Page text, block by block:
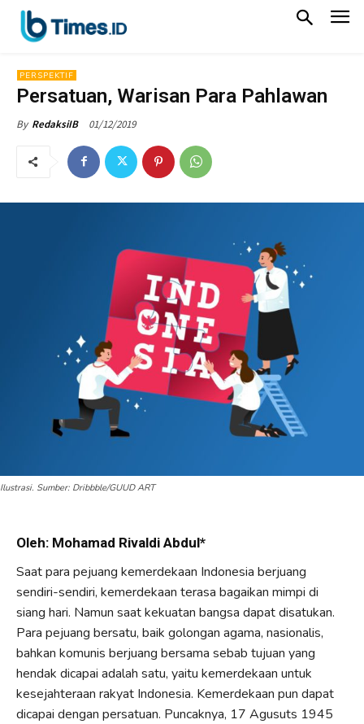
PERSPEKTIF
Persatuan, Warisan Para Pahlawan
By RedaksiIB 01/12/2019
Ilustrasi. Sumber: Dribbble/GUUD ART
Oleh: Mohamad Rivaldi Abdul*
Saat para pejuang kemerdekaan Indonesia berjuang
sendiri-sendiri, kemerdekaan terasa bagaikan mimpi di
siang hari. Namun saat kekuatan bangsa dapat disatukan.
Para pejuang bersatu, baik golongan agama, nasionalis,
bahkan komunis berjuang bersama sebab tujuan yang
hendak dicapai adalah satu, yaitu kemerdekaan untuk
kesejahteraan rakyat Indonesia. Kemerdekaan pun dapat
dicapai dengan persatuan. Puncaknya, 17 Agusuts 1945